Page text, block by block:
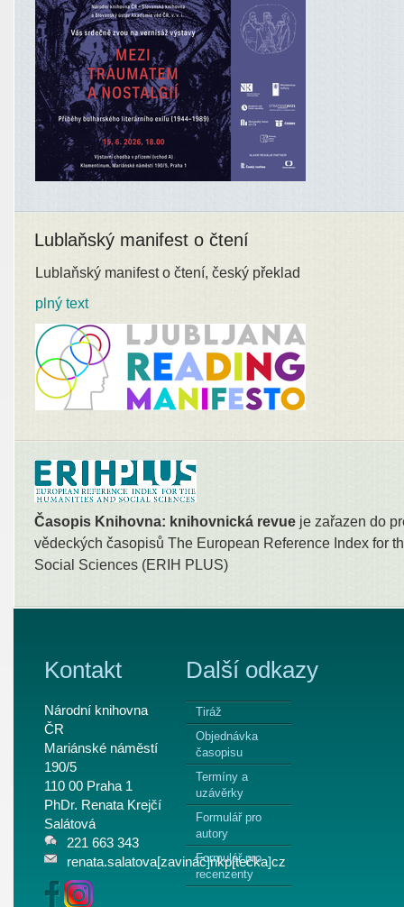
Lublaňský manifest o čtení
Lublaňský manifest o čtení, český překlad
plný text
Časopis Knihovna: knihovnická revue je zařazen do
vědeckých časopisů The European Reference Index for
Social Sciences (ERIH PLUS)
Kontakt
Národní knihovna
ČR
Mariánské náměstí
190/5
110 00 Praha 1
PhDr. Renata Krejčí
Salátová
221 663 343
renata.salatova[zavináč]nkp[tečka]cz
Další odkazy
Tiráž
Objednávka
časopisu
Termíny a
uzávěrky
Formulář pro
autory
Formulář pro
recenzenty